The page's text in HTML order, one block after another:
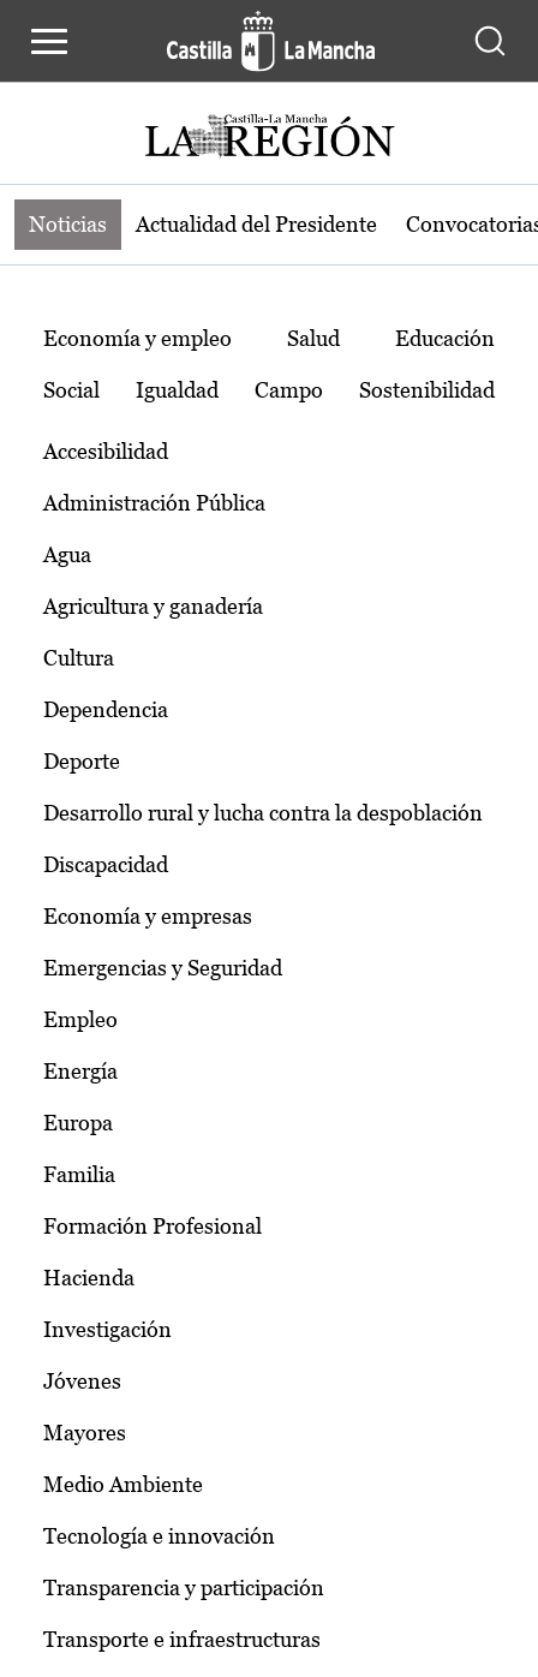
Noticias de la región de Castilla-La
Noticias Actualidad del Presidente
Temas
Economía y empleo Salud Educación
Social Igualdad Campo Sostenibilidad
Accesibilidad
Administración Pública
Agua
Agricultura y ganadería
Cultura
Dependencia
Deporte
Desarrollo rural y lucha contra la despoblación
Discapacidad
Economía y empresas
Emergencias y Seguridad
Empleo
Energía
Europa
Familia
Formación Profesional
Hacienda
Investigación
Jóvenes
Mayores
Medio Ambiente
Tecnología e innovación
Transparencia y participación
Transporte e infraestructuras